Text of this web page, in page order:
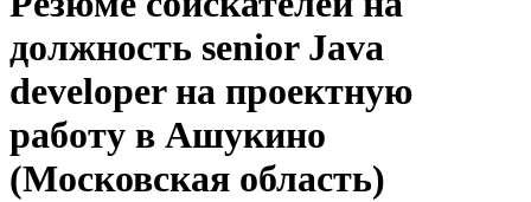
должность senior Java
developer на проектную
работу в Ашукино
(Московская область)